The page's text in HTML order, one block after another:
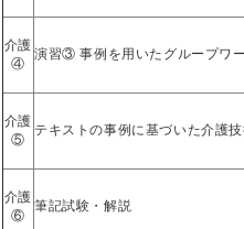
介護
④
演習③ 事例を用いたグループワ
介護
⑤
テキストの事例に基づいた介護
介護
⑥
筆記試験・解説